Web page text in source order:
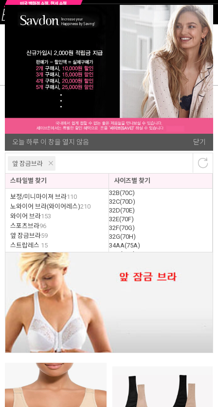
오늘 하루 이 창을 열지 않음 닫기
여성잠옷&가운 빅사이즈여성속옷 빅사이즈섹시란제리&
앞 잠금브라
스타일별 찾기
보정/미니마이져 브라110
노와이어 브라(와이어레스)210
와이어 브라153
스포츠브라96
앞 잠금브라59
스트랍레스 15
브라/ 팬티 세트50
66
보정속옷56
잠옷/라운지 웨어/가운(로브)
5
사이즈별 찾기
32B(70C)
32C(70D)
32D(70E)
32E(70F)
32F(70G)
32G(70H)
34AA(75A)
34A(75B)
34C(75D)
34D(75E)
36D(80E)
36G(80H)
36I(80J)
38AA(85A)
59개